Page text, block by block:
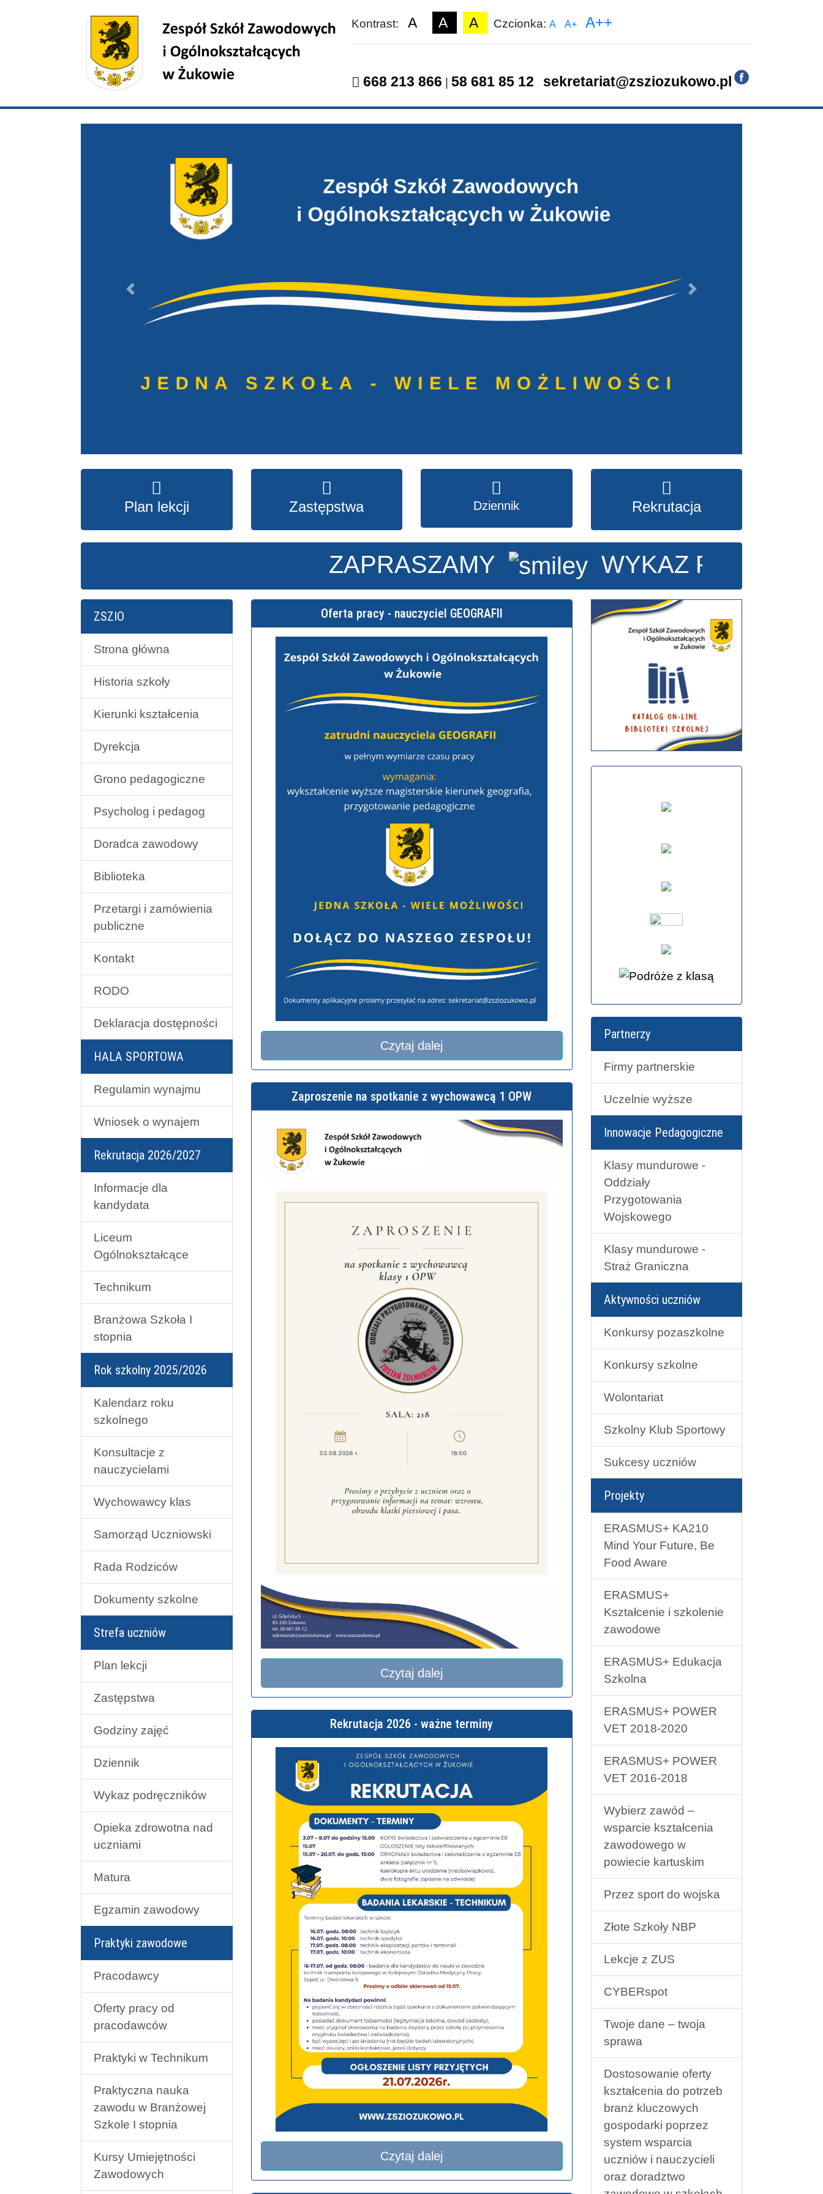
Kontrast: A A A Czcionka: A A+ A++
668 213 866 58 681 85 12 sekretariat@zsziozukowo.pl
Previous Next
Plan lekcji Zastępstwa Dziennik Rekrutacja
ZAPRASZAMY WYKAZ
ZSZIO
Strona główna
Historia szkoły
Kierunki kształcenia
Dyrekcja
Grono pedagogiczne
Psycholog i pedagog
Doradca zawodowy
Biblioteka
Przetargi i zamówienia
publiczne
Kontakt
RODO
Deklaracja dostępności
HALA SPORTOWA
Regulamin wynajmu
Wniosek o wynajem
Rekrutacja 2026/2027
Informacje dla
kandydata
Liceum
Ogólnokształcące
Technikum
Branżowa Szkoła I
stopnia
Rok szkolny 2025/2026
Kalendarz roku
szkolnego
Konsultacje z
nauczycielami
Wychowawcy klas
Samorząd Uczniowski
Rada Rodziców
Dokumenty szkolne
Strefa uczniów
Plan lekcji
Zastępstwa
Godziny zajęć
Dziennik
Wykaz podręczników
Opieka zdrowotna nad
uczniami
Matura
Egzamin zawodowy
Praktyki zawodowe
Pracodawcy
Oferty pracy od
pracodawców
Praktyki w Technikum
Praktyczna nauka
zawodu w Branżowej
Szkole I stopnia
Kursy Umiejętności
Zawodowych
Oferta pracy - nauczyciel GEOGRAFII
Czytaj dalej
Zaproszenie na spotkanie z wychowawcą 1 OPW
Czytaj dalej
Rekrutacja 2026 - ważne terminy
Czytaj dalej
Partnerzy
Firmy partnerskie
Uczelnie wyższe
Innowacje Pedagogiczne
Klasy mundurowe -
Oddziały
Przygotowania
Wojskowego
Klasy mundurowe -
Straż Graniczna
Aktywności uczniów
Konkursy pozaszkolne
Konkursy szkolne
Wolontariat
Szkolny Klub Sportowy
Sukcesy uczniów
Projekty
ERASMUS+ KA210
Mind Your Future, Be
Food Aware
ERASMUS+
Kształcenie i szkolenie
zawodowe
ERASMUS+ Edukacja
Szkolna
ERASMUS+ POWER
VET 2018-2020
ERASMUS+ POWER
VET 2016-2018
Wybierz zawód –
wsparcie kształcenia
zawodowego w
powiecie kartuskim
Przez sport do wojska
Złote Szkoły NBP
Lekcje z ZUS
CYBERspot
Twoje dane – twoja
sprawa
Dostosowanie oferty
kształcenia do potrzeb
branż kluczowych
gospodarki poprzez
system wsparcia
uczniów i nauczycieli
oraz doradztwo